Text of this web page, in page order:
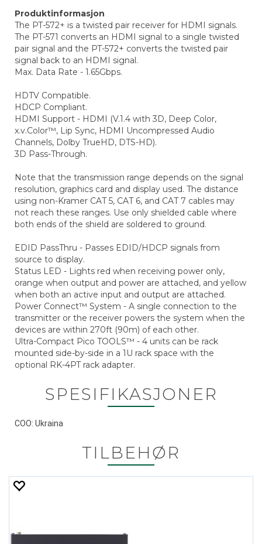
Produktinformasjon
The PT-572+ is a twisted pair receiver for HDMI signals.
The PT-571 converts an HDMI signal to a single twisted
pair signal and the PT-572+ converts the twisted pair
signal back to an HDMI signal.
Max. Data Rate - 1.65Gbps.
HDTV Compatible.
HDCP Compliant.
HDMI Support - HDMI (V.1.4 with 3D, Deep Color,
x.v.Color™, Lip Sync, HDMI Uncompressed Audio
Channels, Dolby TrueHD, DTS-HD).
3D Pass-Through.
Note that the transmission range depends on the signal
resolution, graphics card and display used. The distance
using non-Kramer CAT 5, CAT 6, and CAT 7 cables may
not reach these ranges. Use only shielded cable where
both ends of the shield are soldered to ground.
EDID PassThru - Passes EDID/HDCP signals from
source to display.
Status LED - Lights red when receiving power only,
orange when output and power are attached, and yellow
when both an active input and output are attached.
Power Connect™ System - A single connection to the
transmitter or the receiver powers the system when the
devices are within 270ft (90m) of each other.
Ultra-Compact Pico TOOLS™ - 4 units can be rack
mounted side-by-side in a 1U rack space with the
optional RK-4PT rack adapter.
SPESIFIKASJONER
COO: Ukraina
TILBEHØR